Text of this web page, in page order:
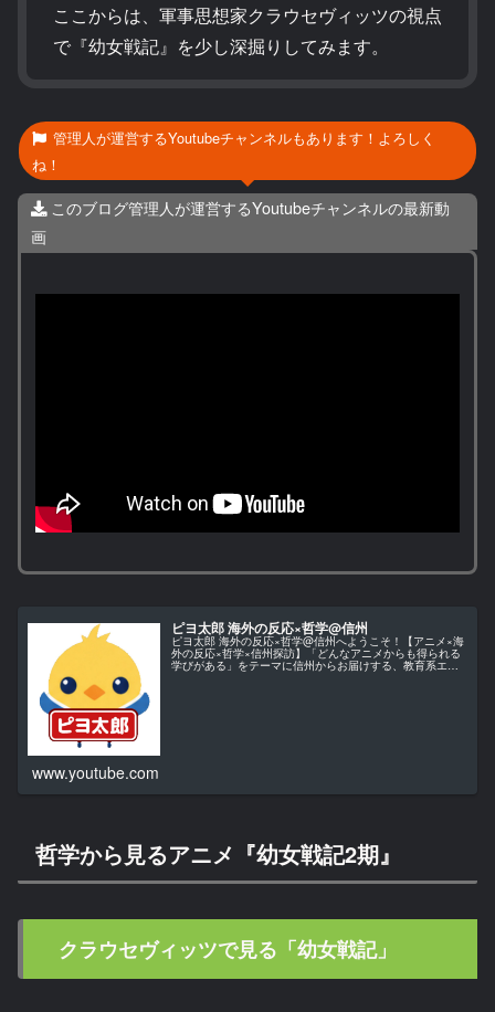
ここからは、軍事思想家クラウセヴィッツの視点
で『幼女戦記』を少し深掘りしてみます。
管理人が運営するYoutubeチャンネルもあります！よろしく
ね！
このブログ管理人が運営するYoutubeチャンネルの最新動
画
ピヨ太郎 海外の反応×哲学@信州
ピヨ太郎 海外の反応×哲学@信州へようこそ！【アニメ×海
外の反応×哲学×信州探訪】「どんなアニメからも得られる
学びがある」をテーマに信州からお届けする、教育系エン
www.youtube.com
哲学から見るアニメ『幼女戦記2期』
クラウセヴィッツで見る「幼女戦記」